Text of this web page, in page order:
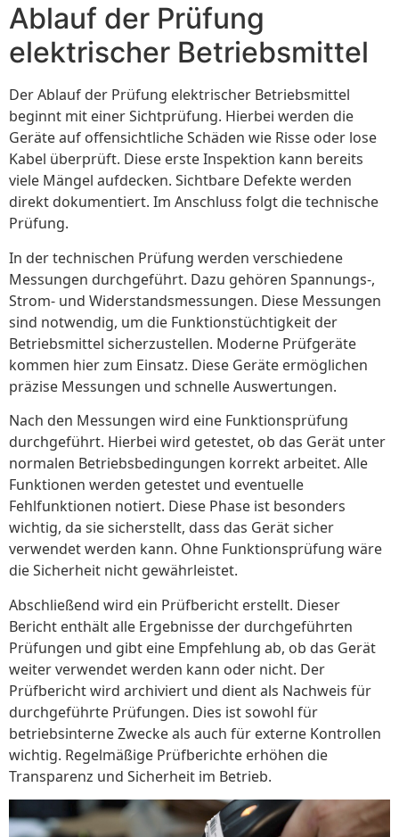
Ablauf der Prüfung
elektrischer Betriebsmittel
Der Ablauf der Prüfung elektrischer Betriebsmittel
beginnt mit einer Sichtprüfung. Hierbei werden die
Geräte auf offensichtliche Schäden wie Risse oder lose
Kabel überprüft. Diese erste Inspektion kann bereits
viele Mängel aufdecken. Sichtbare Defekte werden
direkt dokumentiert. Im Anschluss folgt die technische
Prüfung.
In der technischen Prüfung werden verschiedene
Messungen durchgeführt. Dazu gehören Spannungs-,
Strom- und Widerstandsmessungen. Diese Messungen
sind notwendig, um die Funktionstüchtigkeit der
Betriebsmittel sicherzustellen. Moderne Prüfgeräte
kommen hier zum Einsatz. Diese Geräte ermöglichen
präzise Messungen und schnelle Auswertungen.
Nach den Messungen wird eine Funktionsprüfung
durchgeführt. Hierbei wird getestet, ob das Gerät unter
normalen Betriebsbedingungen korrekt arbeitet. Alle
Funktionen werden getestet und eventuelle
Fehlfunktionen notiert. Diese Phase ist besonders
wichtig, da sie sicherstellt, dass das Gerät sicher
verwendet werden kann. Ohne Funktionsprüfung wäre
die Sicherheit nicht gewährleistet.
Abschließend wird ein Prüfbericht erstellt. Dieser
Bericht enthält alle Ergebnisse der durchgeführten
Prüfungen und gibt eine Empfehlung ab, ob das Gerät
weiter verwendet werden kann oder nicht. Der
Prüfbericht wird archiviert und dient als Nachweis für
durchgeführte Prüfungen. Dies ist sowohl für
betriebsinterne Zwecke als auch für externe Kontrollen
wichtig. Regelmäßige Prüfberichte erhöhen die
Transparenz und Sicherheit im Betrieb.